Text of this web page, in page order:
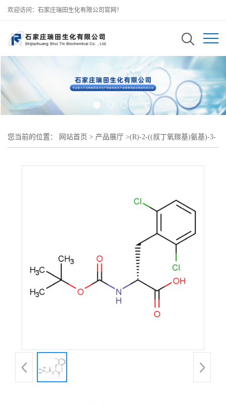
欢迎访问：石家庄瑞田生化有限公司官网！
您当前的位置： 网站首页 > 产品展厅 >(R)-2-((叔丁氧羰基)氨基)-3-